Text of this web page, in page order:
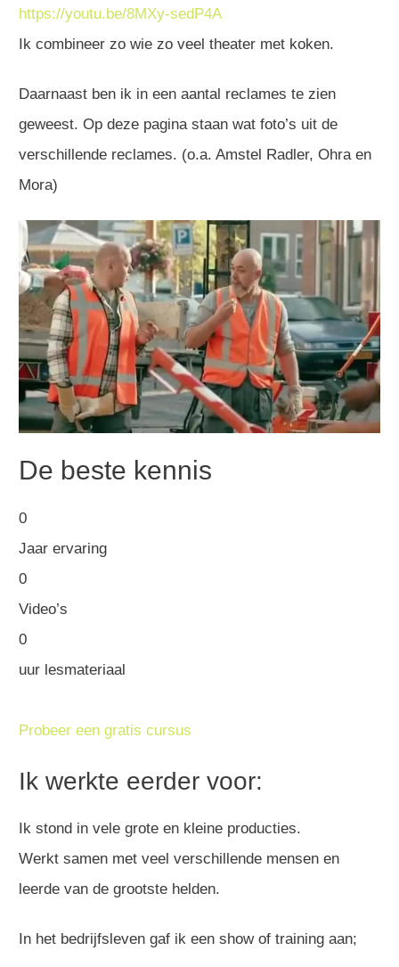
https://youtu.be/8MXy-sedP4A
Ik combineer zo wie zo veel theater met koken.
Daarnaast ben ik in een aantal reclames te zien
geweest. Op deze pagina staan wat foto’s uit de
verschillende reclames. (o.a. Amstel Radler, Ohra en
Mora)
De beste kennis
0
Jaar ervaring
0
Video’s
0
uur lesmateriaal
Probeer een gratis cursus
Ik werkte eerder voor:
Ik stond in vele grote en kleine producties.
Werkt samen met veel verschillende mensen en
leerde van de grootste helden.
In het bedrijfsleven gaf ik een show of training aan;